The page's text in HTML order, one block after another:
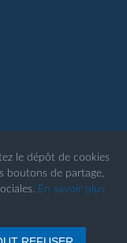
le dépôt de cookies
boutons de partage,
En savoir plus